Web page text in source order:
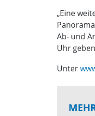
„Eine
Ab- und
Uhr
Unter